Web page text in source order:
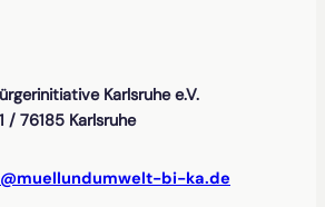
Karlsruhe e.V.
/ 76185 Karlsruhe
bi-ka.de